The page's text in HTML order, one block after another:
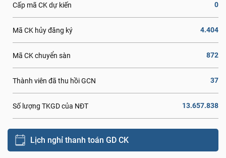
Cấp mã CK dự kiến 0
Mã CK hủy đăng ký 4.404
Mã CK chuyển sàn 872
Thành viên đã thu hồi GCN 37
Số lượng TKGD của NĐT 13.657.838
Lịch nghỉ thanh toán GD CK